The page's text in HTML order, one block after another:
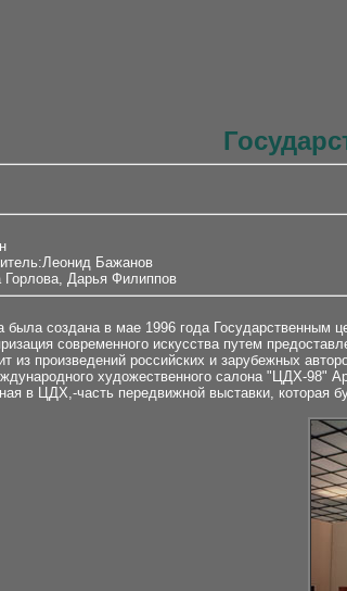
Бажанов
Горлова, Дарья Филиппов
была создана в мае 1996 года Государственным
современного искусства путем
из произведений российских и зарубежных
художественного салона "ЦДХ-98"
в ЦДХ,-часть передвижной выставки, которая